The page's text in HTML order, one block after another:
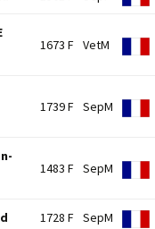
1673 F VetM
1739 F SepM
1483 F SepM
1728 F SepM